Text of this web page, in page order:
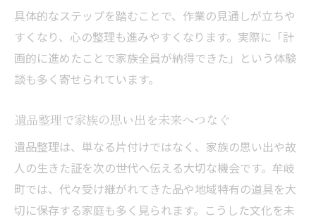
具体的なステップを踏むことで、作業の見通しが立ちや
すくなり、心の整理も進みやすくなります。実際に「計
画的に進めたことで家族全員が納得できた」という体験
談も多く寄せられています。
遺品整理で家族の思い出を未来へつなぐ
遺品整理は、単なる片付けではなく、家族の思い出や故
人の生きた証を次の世代へ伝える大切な機会です。牟岐
町では、代々受け継がれてきた品や地域特有の道具を大
切に保存する家庭も多く見られます。こうした文化を未